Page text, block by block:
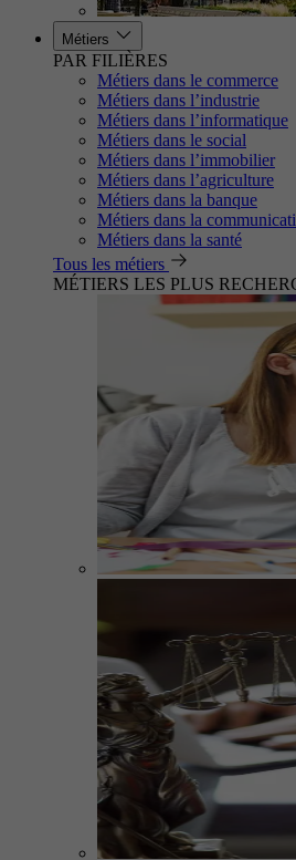
Métiers
PAR FILIÈRES
Métiers dans le commerce
Métiers dans l’industrie
Métiers dans l’informatique
Métiers dans le social
Métiers dans l’immobilier
Métiers dans l’agriculture
Métiers dans la banque
Métiers dans la
Métiers dans la santé
Tous les métiers
MÉTIERS LES PLUS